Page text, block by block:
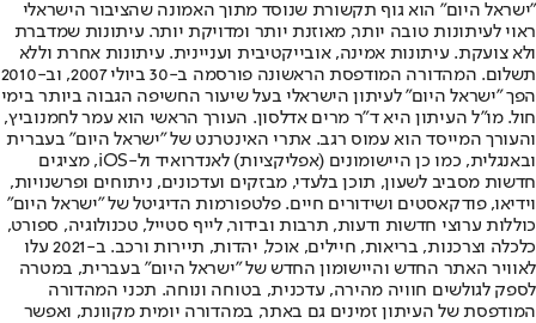
"ישראל היום" הוא גוף תקשורת שנוסד מתוך האמונה שהציבור הישראלי
ראוי לעיתונות טובה יותר, מאוזנת יותר ומדויקת יותר. עיתונות שמדברת
ולא צועקת. עיתונות אמינה, אובייקטיבית ועניינית. עיתונות אחרת וללא
תשלום. המהדורה המודפסת הראשונה פורסמה ב-30 ביולי 2007, וב-2010
הפך "ישראל היום" לעיתון הישראלי בעל שיעור החשיפה הגבוה ביותר בימי
חול. מו"ל העיתון היא ד"ר מרים אדלסון. העורך הראשי הוא עמר לחמנוביץ,
והעורך המייסד הוא עמוס רגב. אתרי האינטרנט של "ישראל היום" בעברית
ובאנגלית, כמו כן היישומונים (אפליקציות) לאנדרואיד ול-iOS, מציגים
חדשות מסביב לשעון, תוכן בלעדי, מבזקים ועדכונים, ניתוחים ופרשנויות,
וידיאו, פודקאסטים ושידורים חיים. פלטפורמות הדיגיטל של "ישראל היום"
כוללות ערוצי חדשות ודעות, תרבות ובידור, לייף סטייל, טכנולוגיה, ספורט,
כלכלה וצרכנות, בריאות, חיילים, אוכל, יהדות, תיירות ורכב. ב-2021 עלו
לאוויר האתר החדש והיישומון החדש של "ישראל היום" בעברית, במטרה
לספק לגולשים חוויה מהירה, עדכנית, בטוחה ונוחה. תכני המהדורה
המודפסת של העיתון זמינים גם באתר, במהדורה יומית מקוונת, ואפשר